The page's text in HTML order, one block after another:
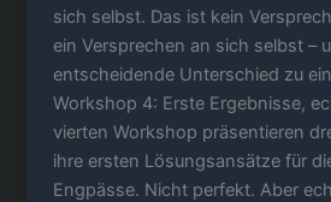
sich selbst. Das ist kein
ein Versprechen an sich selbst –
entscheidende Unterschied zu
Workshop 4: Erste Ergebnisse,
vierten Workshop präsentieren
ihre ersten Lösungsansätze für
Engpässe. Nicht perfekt. Aber